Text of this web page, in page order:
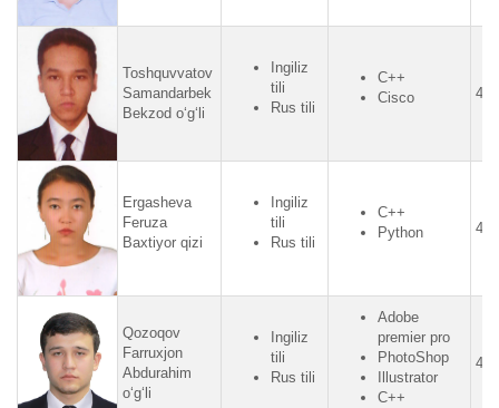
Toshquvvatov
Samandarbek
Bekzod o‘g‘li
Ingiliz
tili
Rus tili
C++
Cisco
Ergasheva
Feruza
Baxtiyor qizi
Ingiliz
tili
Rus tili
C++
Python
Qozoqov
Farruxjon
Abdurahim
o‘g‘li
Ingiliz
tili
Rus tili
Adobe
premier pro
PhotoShop
Illustrator
C++